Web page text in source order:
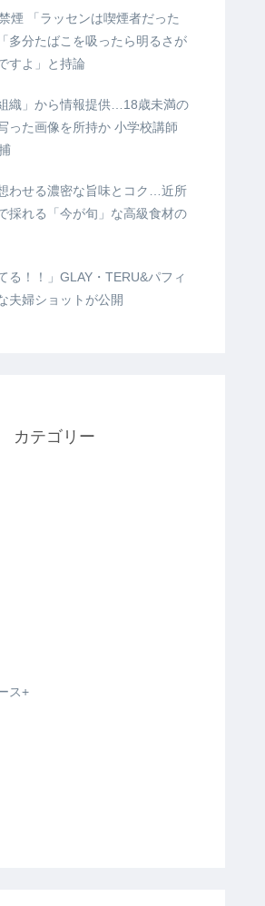
煙 「ラッセンは喫煙者だった
多分たばこを吸ったら明るさが
すよ」と持論
織」から情報提供…18歳未満の
った画像を所持か 小学校講師
わせる濃密な旨味とコク…近所
採れる「今が旬」な高級食材の
る！！」GLAY・TERU&パフィ
夫婦ショットが公開
カテゴリー
ス+